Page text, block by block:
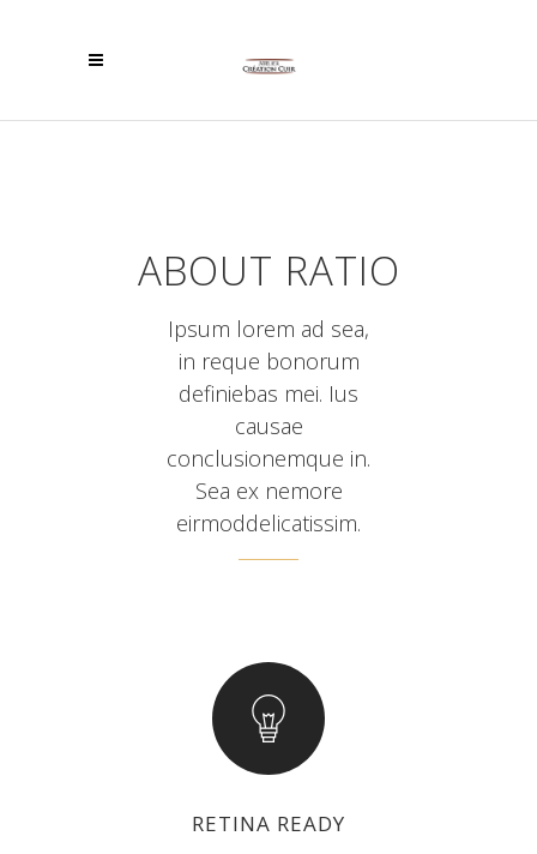
ABOUT RATIO
Ipsum lorem ad sea,
in reque bonorum
definiebas mei. Ius
causae
conclusionemque in.
Sea ex nemore
eirmoddelicatissim.
RETINA READY